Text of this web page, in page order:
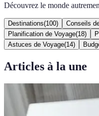
Découvrez le monde
Destinations(100) Conseils
Planification de Voyage(18)
Astuces de Voyage(14)
Articles à la une